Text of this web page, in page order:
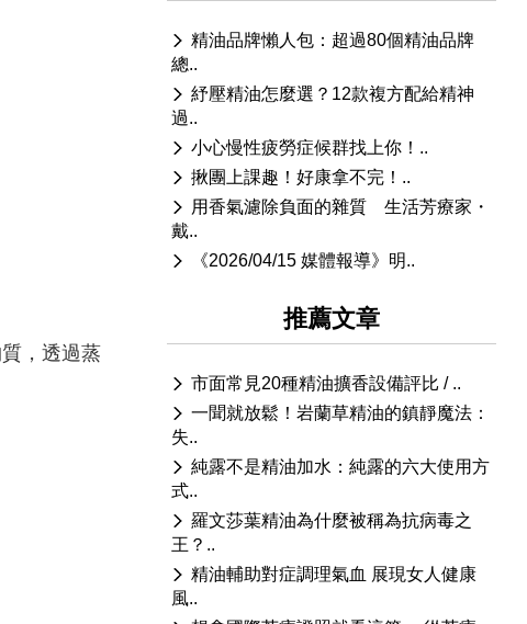
，透過蒸
精油品牌懶人包：超過80個精油品牌
總..
紓壓精油怎麼選？12款複方配給精神
過..
小心慢性疲勞症候群找上你！..
揪團上課趣！好康拿不完！..
用香氣濾除負面的雜質 生活芳療家・
戴..
《2026/04/15 媒體報導》明..
推薦文章
市面常見20種精油擴香設備評比 / ..
一聞就放鬆！岩蘭草精油的鎮靜魔法：
失..
純露不是精油加水：純露的六大使用方
式..
羅文莎葉精油為什麼被稱為抗病毒之
王？..
精油輔助對症調理氣血 展現女人健康
風..